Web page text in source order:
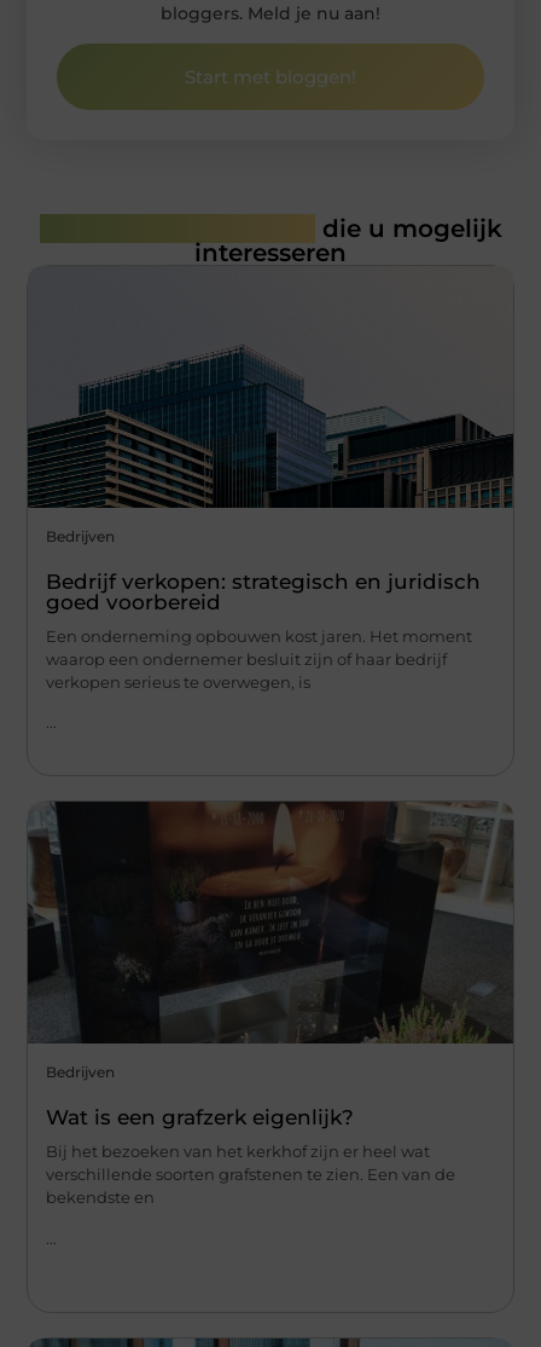
bloggers. Meld je nu aan!
Start met bloggen!
die u mogelijk
interesseren
Bedrijven
Bedrijf verkopen: strategisch en juridisch
goed voorbereid
Een onderneming opbouwen kost jaren. Het moment
waarop een ondernemer besluit zijn of haar bedrijf
verkopen serieus te overwegen, is
Bedrijven
Wat is een grafzerk eigenlijk?
Bij het bezoeken van het kerkhof zijn er heel wat
verschillende soorten grafstenen te zien. Een van de
bekendste en